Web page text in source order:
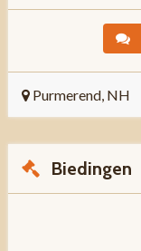
Purmerend, NH
Biedingen